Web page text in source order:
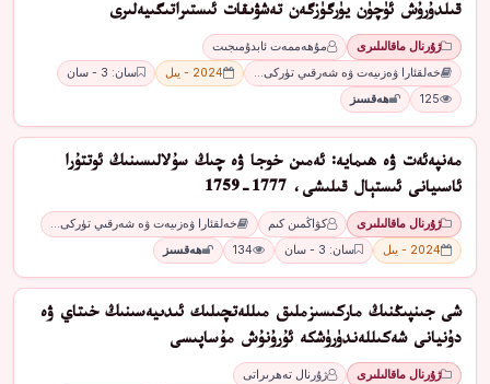
قىلدۇرۇش ئۈچۈن يۈرگۈزگەن تەشۋىقات ئىستىراتىگىيەلىرى
ژۇرنال ماقالىلىرى
مۇھەممەت ئابدۇمىجىت
خەلقئارا ۋەزىيەت ۋە شەرقىي تۈركى…
2024 - يىل
سان: 3 - سان
125
ھەقسىز
مەنپەئەت ۋە ھىمايە: ئەمىن خوجا ۋە چىڭ سۇلالىسىنىڭ ئوتتۇرا
ئاسىيانى ئىستېال قىلىشى، 1777-1759
ژۇرنال ماقالىلىرى كۋاڭمىن كىم
خەلقئارا ۋەزىيەت ۋە شەرقىي تۈركى…
2024 - يىل
سان: 3 - سان 134 ھەقسىز
شى جىنپىڭنىڭ ماركىسىزملىق مىللەتچىلىك ئىدىيەسىنىڭ خىتاي ۋە
دۇنيانى شەكىللەندۈرۈشكە ئۇرۇنۇش مۇساپىسى
ژۇرنال ماقالىلىرى
ژۇرنال تەھرىراتى